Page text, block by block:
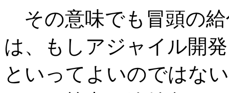
その意味でも冒頭の
は、もしアジャイル開
といってよいのではな